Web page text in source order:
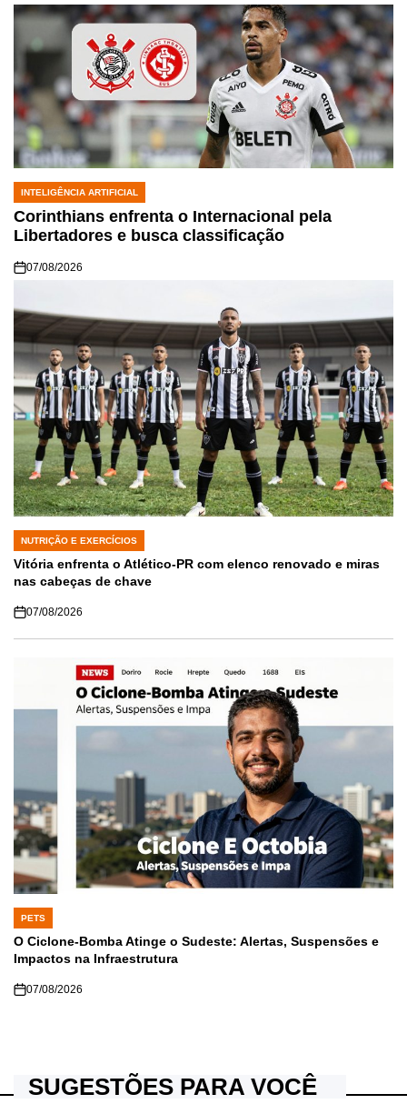
POSTED
IN
INTELIGÊNCIA ARTIFICIAL
Corinthians enfrenta o Internacional pela
Libertadores e busca classificação
07/08/2026
POSTED
IN
NUTRIÇÃO E EXERCÍCIOS
Vitória enfrenta o Atlético-PR com elenco renovado e miras
nas cabeças de chave
07/08/2026
POSTED
IN
PETS
O Ciclone-Bomba Atinge o Sudeste: Alertas, Suspensões e
Impactos na Infraestrutura
07/08/2026
SUGESTÕES PARA VOCÊ